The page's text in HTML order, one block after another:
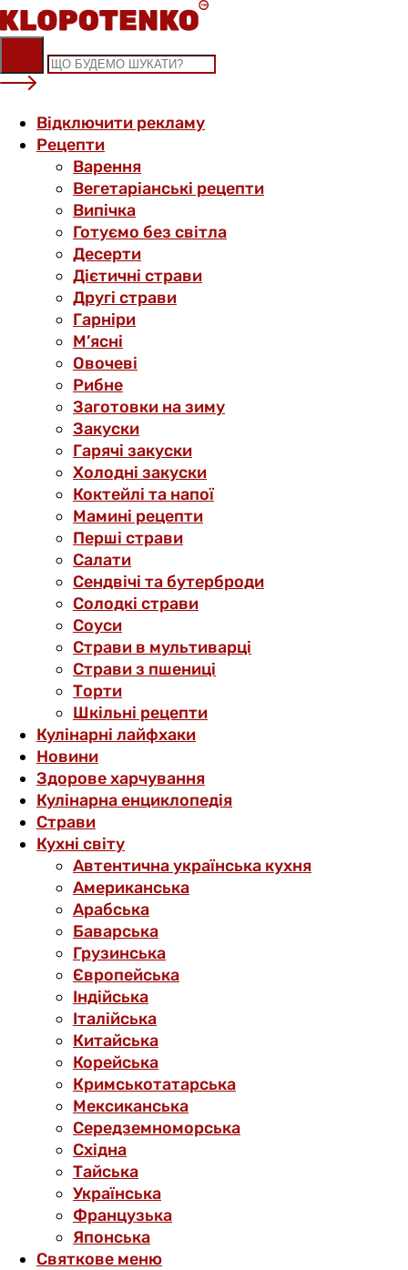
Skip
to
content
Відключити рекламу
Рецепти
Варення
Вегетаріанські рецепти
Випічка
Готуємо без світла
Десерти
Дієтичні страви
Другі страви
Гарніри
М’ясні
Овочеві
Рибне
Заготовки на зиму
Закуски
Гарячі закуски
Холодні закуски
Коктейлі та напої
Мамині рецепти
Перші страви
Салати
Сендвічі та бутерброди
Солодкі страви
Соуси
Страви в мультиварці
Страви з пшениці
Торти
Шкільні рецепти
Кулінарні лайфхаки
Новини
Здорове харчування
Кулінарна енциклопедія
Страви
Кухні світу
Автентична українська кухня
Американська
Арабська
Баварська
Грузинська
Європейська
Індійська
Італійська
Китайська
Корейська
Кримськотатарська
Мексиканська
Середземноморська
Східна
Тайська
Українська
Французька
Японська
Святкове меню